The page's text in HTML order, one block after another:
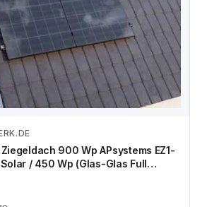
Zum Angebot
900 Wp APsystems EZ1-
/ 450 Wp (Glas-Glas Full